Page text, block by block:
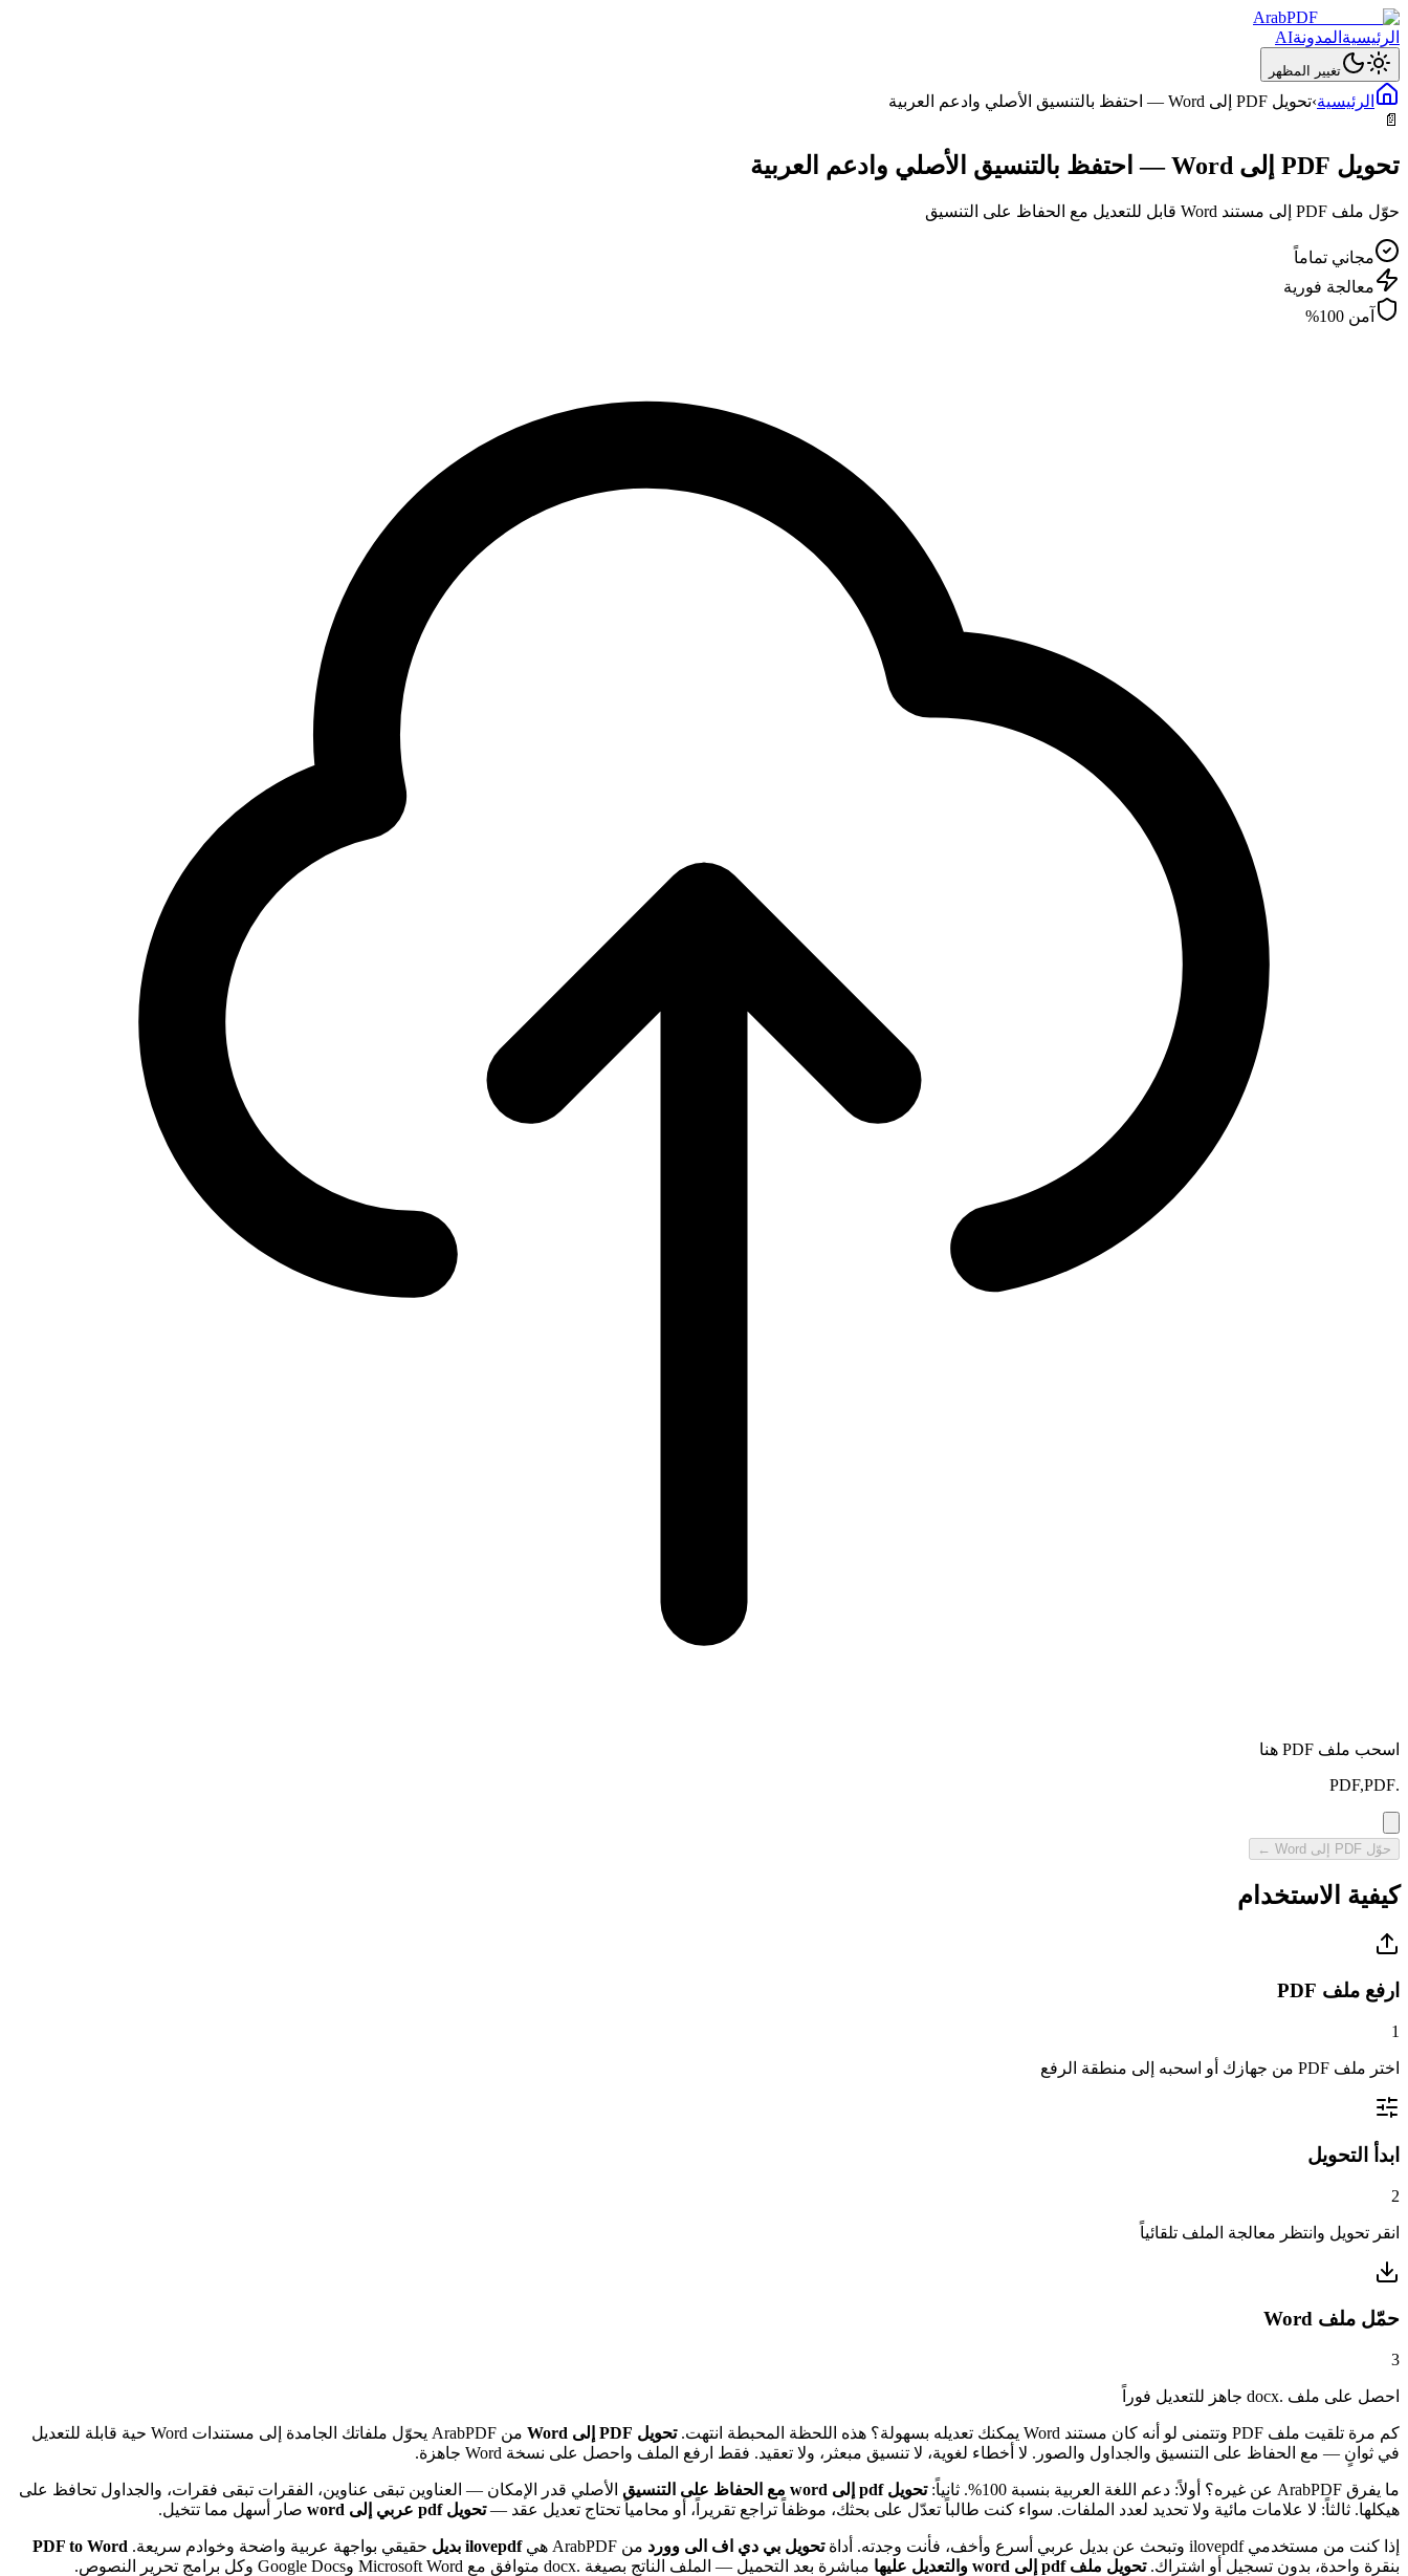
ArabPDF
الرئيسية المدونةAI
تغيير المظهر
الرئيسية›تحويل PDF إلى Word — احتفظ بالتنسيق الأصلي وادعم العربية
📄
تحويل PDF إلى Word — احتفظ بالتنسيق الأصلي وادعم العربية
حوّل ملف PDF إلى مستند Word قابل للتعديل مع الحفاظ على التنسيق
مجاني تماماً
معالجة فورية
آمن 100%
اسحب ملف PDF هنا
.PDF,PDF
حوّل PDF إلى Word ←
كيفية الاستخدام
ارفع ملف PDF
1
اختر ملف PDF من جهازك أو اسحبه إلى منطقة الرفع
ابدأ التحويل
2
انقر تحويل وانتظر معالجة الملف تلقائياً
حمّل ملف Word
3
احصل على ملف .docx جاهز للتعديل فوراً
كم مرة تلقيت ملف PDF وتتمنى لو أنه كان مستند Word يمكنك تعديله بسهولة؟ هذه اللحظة المحبطة انتهت. تحويل PDF إلى Word
من ArabPDF يحوّل ملفاتك الجامدة إلى مستندات Word حية قابلة للتعديل
في ثوانٍ — مع الحفاظ على التنسيق والجداول والصور. لا أخطاء لغوية، لا تنسيق مبعثر، ولا تعقيد. فقط ارفع الملف واحصل على نسخة Word جاهزة.
ما يفرق ArabPDF عن غيره؟ أولاً: دعم اللغة العربية بنسبة 100%. ثانياً: تحويل pdf إلى word مع الحفاظ على التنسيق
الأصلي قدر الإمكان — العناوين تبقى عناوين، الفقرات تبقى فقرات، والجداول تحافظ على
هيكلها. ثالثاً: لا علامات مائية ولا تحديد لعدد الملفات. سواء كنت طالباً تعدّل على بحثك، موظفاً تراجع تقريراً، أو محامياً تحتاج تعديل عقد —تحويل pdf عربي إلى word صار أسهل مما تتخيل.
إذا كنت من مستخدمي ilovepdf وتبحث عن بديل عربي أسرع وأخف، فأنت وجدته. أداة تحويل بي دي اف الى وورد من ArabPDF هي ilovepdf بديل حقيقي بواجهة عربية واضحة وخوادم سريعة. PDF to Word
بنقرة واحدة، بدون تسجيل أو اشتراك.تحويل ملف pdf إلى word والتعديل عليها مباشرة بعد التحميل — الملف الناتج بصيغة .docx متوافق مع Microsoft Word وGoogle Docs وكل برامج تحرير النصوص.